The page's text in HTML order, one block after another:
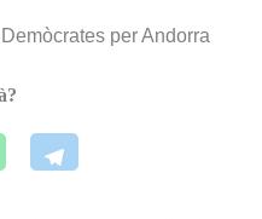
per Andorra